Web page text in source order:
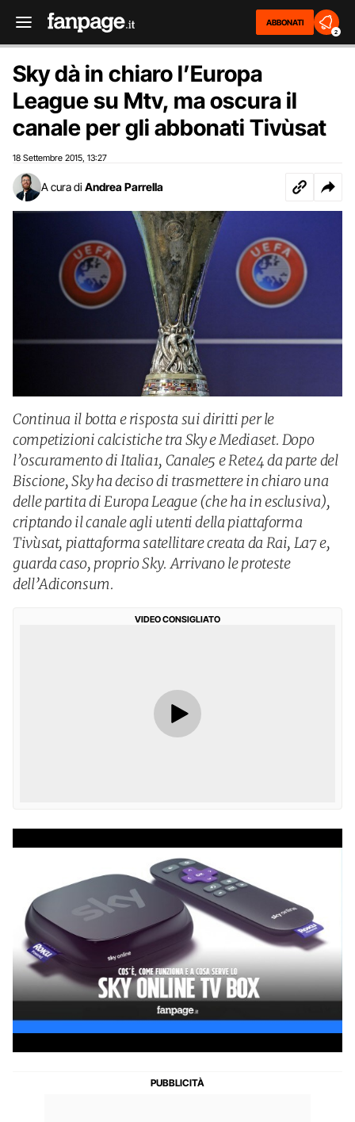
ABBONATI
2
Sky dà in chiaro l’Europa
League su Mtv, ma oscura il
canale per gli abbonati Tivùsat
18 Settembre 2015 13:27
A cura di Andrea Parrella
Continua il botta e risposta sui diritti per le
competizioni calcistiche tra Sky e Mediaset. Dopo
l’oscuramento di Italia1, Canale5 e Rete4 da parte del
Biscione, Sky ha deciso di trasmettere in chiaro una
delle partita di Europa League (che ha in esclusiva),
criptando il canale agli utenti della piattaforma
Tivùsat, piattaforma satellitare creata da Rai, La7 e,
guarda caso, proprio Sky. Arrivano le proteste
dell’Adiconsum.
VIDEO CONSIGLIATO